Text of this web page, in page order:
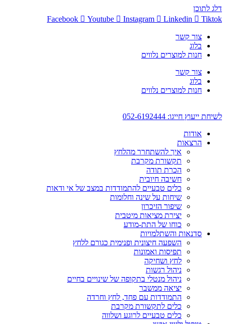
דלג לתוכן
Facebook
Youtube Instagram Linkedin Tiktok
צור קשר
בלוג
חנות למוצרים נלווים
צור קשר
בלוג
חנות למוצרים נלווים
לשיחת ייעוץ חייגו: 052-6192444
אודות
הרצאות
איך להשתחרר מהלחץ
תקשורת מקרבת
הכרת תודה
חשיבה חיובית
כלים טבעיים להתמודדות במצב של אי ודאות
שיחות על שינה וחלומות
שיפור הזיכרון
יצירת מציאות מיטבית
כוחו של התת-מודע
סדנאות והשתלמויות
השפעה חיצונית ופנימית כגורם ללחץ
תפיסות ואמונות
לחץ ושחיקה
ניהול רגשות
ניהול מנטלי בתקופה של שינויים בחיים
יציאה ממשבר
התמודדות עם פחד, לחץ וחרדה
כלים לתקשורת מקרבת
כלים טבעיים לרוגע ושלווה